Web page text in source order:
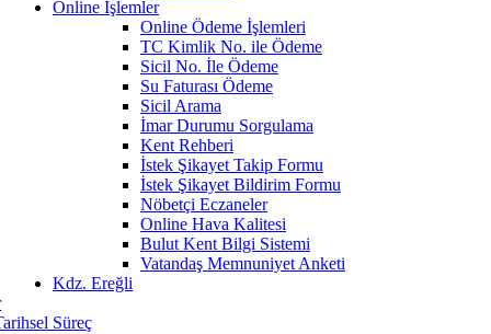
Online İşlemler
Online Ödeme İşlemleri
TC Kimlik No. ile Ödeme
Sicil No. İle Ödeme
Su Faturası Ödeme
Sicil Arama
İmar Durumu Sorgulama
Kent Rehberi
İstek Şikayet Takip Formu
İstek Şikayet Bildirim Formu
Nöbetçi Eczaneler
Online Hava Kalitesi
Bulut Kent Bilgi Sistemi
Vatandaş Memnuniyet Anketi
Kdz. Ereğli
Süreç